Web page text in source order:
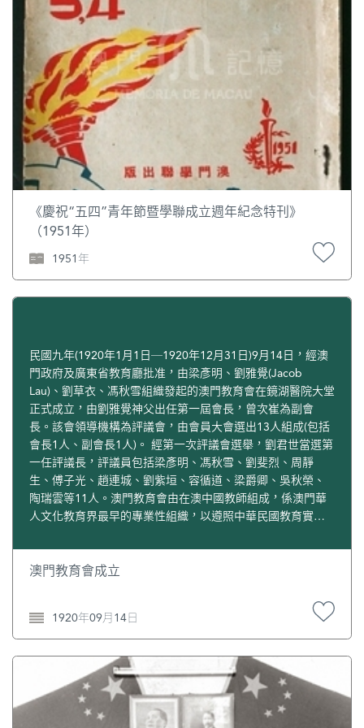
《慶祝“五四”青年節暨學聯成立週年紀念特刊》
（1951年）
1951年
民國九年(1920年1月1日─1920年12月31日)9月14日，經澳
門政府及廣東省教育廳批准，由梁彥明、劉雅覺(Jacob
Lau)、劉草衣、馮秋雪組織發起的澳門教育會在鏡湖醫院大堂
正式成立，由劉雅覺神父出任第一屆會長，曾次崔為副會
長。該會領導機構為評議會，由會員大會選出13人組成(包括
會長1人、副會長1人)。 經第一次評議會選舉，劉君世當選第
一任評議長，評議員包括梁彥明、馮秋雪、劉斐烈、周靜
生、傅子光、趙連城、劉紫垣、容循道、梁爵卿、吳秋榮、
陶瑞雲等11人。澳門教育會由在澳中國教師組成，係澳門華
人文化教育界最早的專業性組織，以遵照中華民國教育實施
學校教育、社會教育以及家庭教育；(2)科學、文化藝術之研
究及推廣；(3)與國內及外地教育團體之聯繫。會址初設在天
75號，直到1946年方才遷至風順堂街聖若瑟中學內。1923
年，教育會在澳門政府註冊，並易名為“澳門中華教育會”。
1933年，復經國民政府僑務委員會立案。關於澳門中華教育
會的成立時間，有1920年、1921年和1922年三種說法。此處
依據劉羨冰的相關考證，採用1920年說。參見劉羨冰：《澳
門教育史》，第271─273頁。《澳門中華教育會史略》，載
《澳門今日之僑運》，第19頁稱“澳門華人教育會”。據澳門
澳門教育會成立
1920年09月14日